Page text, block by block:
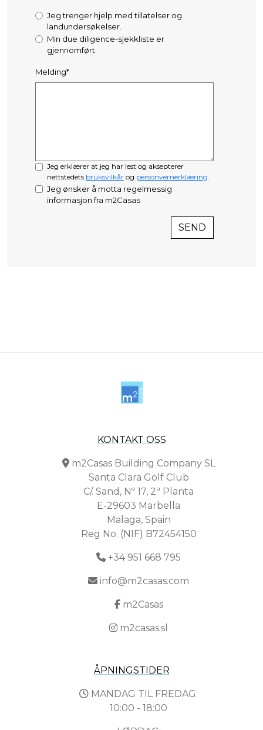
Jeg trenger hjelp med tillatelser og
landundersøkelser.
Min due diligence-sjekkliste er
gjennomført.
Melding*
Jeg erklærer at jeg har lest og aksepterer
nettstedets bruksvilkårog personvernerklæring
Jeg ønsker å motta regelmessig
informasjon fra m2Casas
SEND
KONTAKT OSS
m2Casas Building Company SL
Santa Clara Golf Club
C/. Sand, Nº 17, 2ª Planta
E-29603 Marbella
Malaga, Spain
Reg No. (NIF) B72454150
+34 951 668 795
info@m2casas.com
m2Casas
m2casas.sl
ÅPNINGSTIDER
MANDAG TIL FREDAG:
10:00 - 18:00